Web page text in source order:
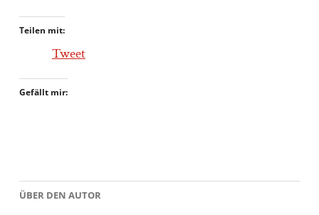
Teilen mit:
Tweet
Gefällt mir:
ÜBER DEN AUTOR